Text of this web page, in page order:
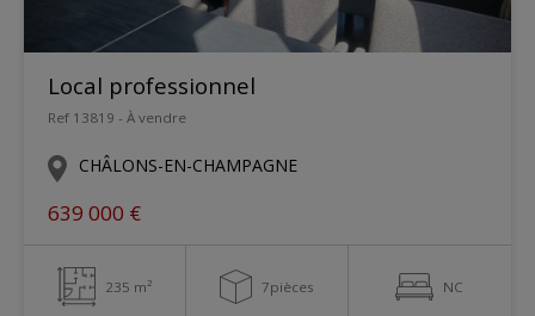
Local professionnel
Ref 13819 - À vendre
CHÂLONS-EN-CHAMPAGNE
639 000 €
235 m² 7pièces NC